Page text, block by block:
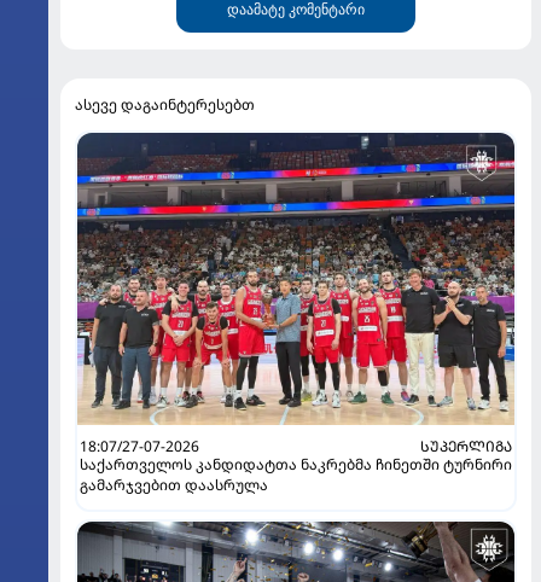
დაამატე კომენტარი
ასევე დაგაინტერესებთ
18:07/27-07-2026
ᲡᲣᲞᲔᲠᲚᲘᲒᲐ
საქართველოს კანდიდატთა ნაკრებმა ჩინეთში ტურნირი
გამარჯვებით დაასრულა